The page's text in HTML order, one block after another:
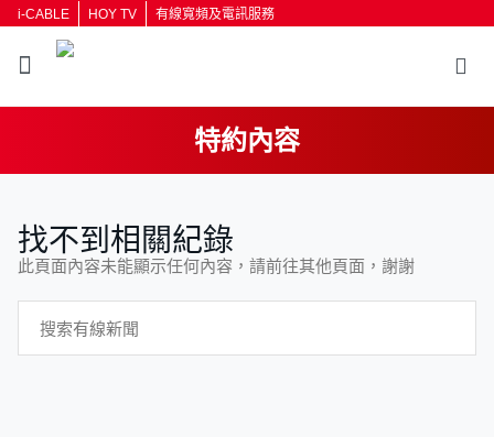
i-CABLE HOY TV 有線寬頻及電訊服務
特約內容
按輸入鍵開始搜尋
找不到相關紀錄
此頁面內容未能顯示任何內容，請前往其他頁面，謝謝